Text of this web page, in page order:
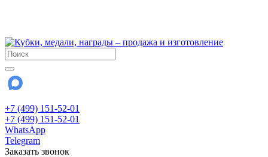
+7 (499) 151-52-01
+7 (499) 151-52-01
WhatsApp
Telegram
Заказать звонок